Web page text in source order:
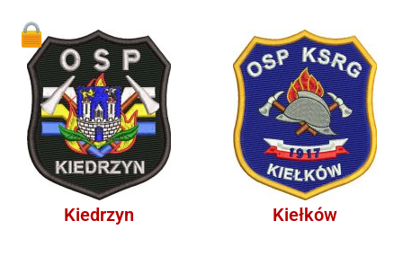
Kiedrzyn Kiełków